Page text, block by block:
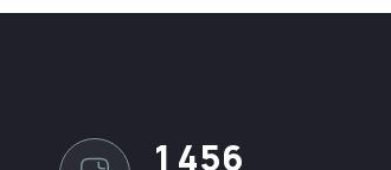
1 456